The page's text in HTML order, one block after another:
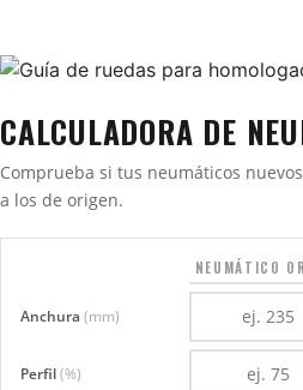
CALCULADORA DE
Comprueba si tus neumáticos
a los de origen.
NEUMÁTICO
Anchura (mm)
Perfil(%)